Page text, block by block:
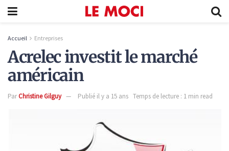
Accueil Entreprises
Acrelec investit le marché
américain
ParChristine Gilguy Publié il y a 15 ans Temps de lecture : 1 min read